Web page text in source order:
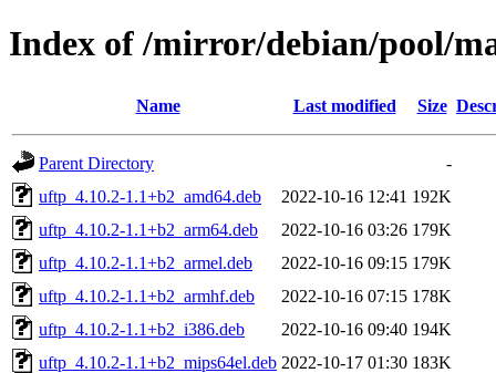
Index of /mirror/debian/pool/
Name Last modified Size
Parent Directory
-
uftp_4.10.2-1.1+b2_amd64.deb
2022-10-16 12:41 192K
uftp_4.10.2-1.1+b2_arm64.deb
2022-10-16 03:26 179K
uftp_4.10.2-1.1+b2_armel.deb
2022-10-16 09:15 179K
uftp_4.10.2-1.1+b2_armhf.deb
2022-10-16 07:15 178K
uftp_4.10.2-1.1+b2_i386.deb
2022-10-16 09:40 194K
uftp_4.10.2-1.1+b2_mips64el.deb 2022-10-17 01:30 183K